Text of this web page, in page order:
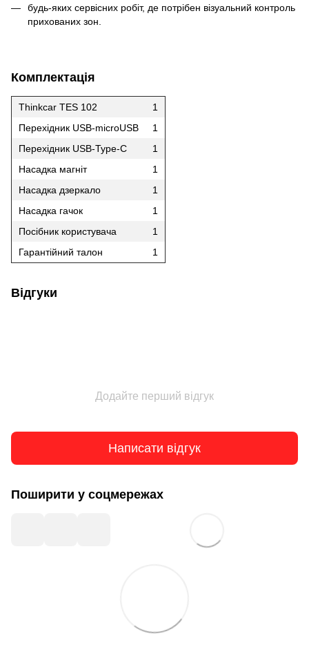
будь-яких сервісних робіт, де потрібен візуальний контроль
прихованих зон.
Комплектація
Thinkcar TES 102
1
Перехідник USB-microUSB
1
Перехідник USB-Type-C
1
Насадка магніт
1
Насадка дзеркало
1
Насадка гачок
1
Посібник користувача
1
Гарантійний талон
1
Відгуки
Додайте перший відгук
Написати відгук
Поширити у соцмережах